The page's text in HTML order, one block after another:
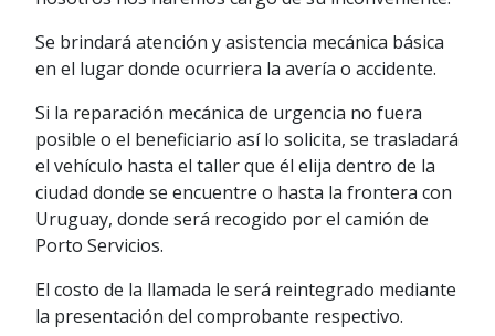
Se brindará atención y asistencia mecánica básica
en el lugar donde ocurriera la avería o accidente.
Si la reparación mecánica de urgencia no fuera
posible o el beneficiario así lo solicita, se trasladará
el vehículo hasta el taller que él elija dentro de la
ciudad donde se encuentre o hasta la frontera con
Uruguay, donde será recogido por el camión de
Porto Servicios.
El costo de la llamada le será reintegrado mediante
la presentación del comprobante respectivo.